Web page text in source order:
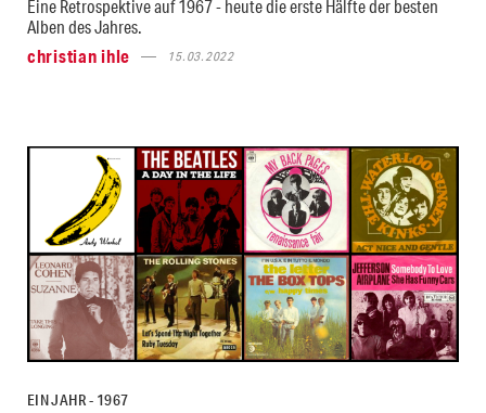
Eine Retrospektive auf 1967 - heute die erste Hälfte der besten
Alben des Jahres.
christian ihle
15.03.2022
EIN JAHR - 1967